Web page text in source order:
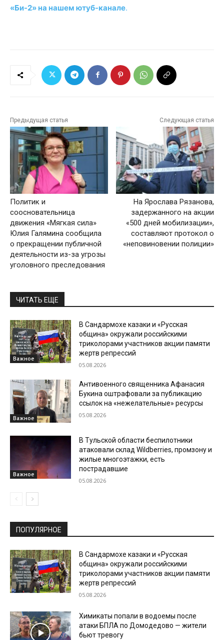
«Би-2» на нашем ютуб-канале.
Предыдущая статья
Политик и
соосновательница
движения «Мягкая сила»
Юлия Галямина сообщила
о прекращении публичной
деятельности из-за угрозы
уголовного преследования
Следующая статья
На Ярослава Рязанова,
задержанного на акции
«500 дней мобилизации»,
составляют протокол о
«неповиновении полиции»
ЧИТАТЬ ЕЩЕ
Важное
В Сандармохе казаки и «Русская
община» окружали российскими
триколорами участников акции памяти
жертв репрессий
05.08.2026
Важное
Антивоенного священника Афанасия
Букина оштрафовали за публикацию
ссылок на «нежелательные» ресурсы
05.08.2026
Важное
В Тульской области беспилотники
атаковали склад Wildberries, промзону и
жилые многоэтажки, есть
пострадавшие
05.08.2026
ПОПУЛЯРНОЕ
В Сандармохе казаки и «Русская
община» окружали российскими
триколорами участников акции памяти
жертв репрессий
05.08.2026
Химикаты попали в водоемы после
атаки БПЛА по Домодедово — жители
бьют тревогу